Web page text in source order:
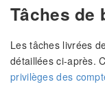
Tâches de
Les tâches livrées
détaillées ci-après.
privilèges des